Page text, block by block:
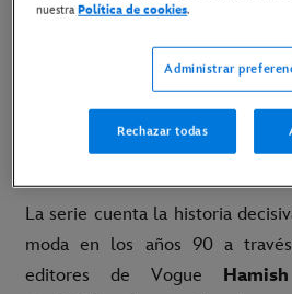
Disney+ estrenará el próximo
en exclusiva"In Vogue:
primeros tres episodios, a los
La serie cuenta la historia
moda en los años 90 a
editores de Vogue
nuestraPolítica de cookies.
Administrar
Rechazar todas